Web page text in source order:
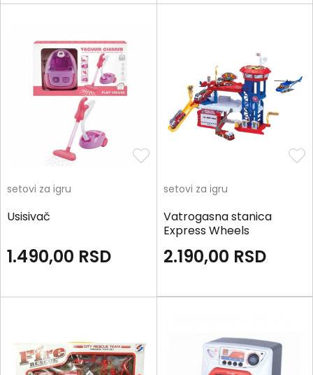
setovi za igru
Usisivač
1.490,00 RSD
setovi za igru
Vatrogasna stanica
Express Wheels
2.190,00 RSD